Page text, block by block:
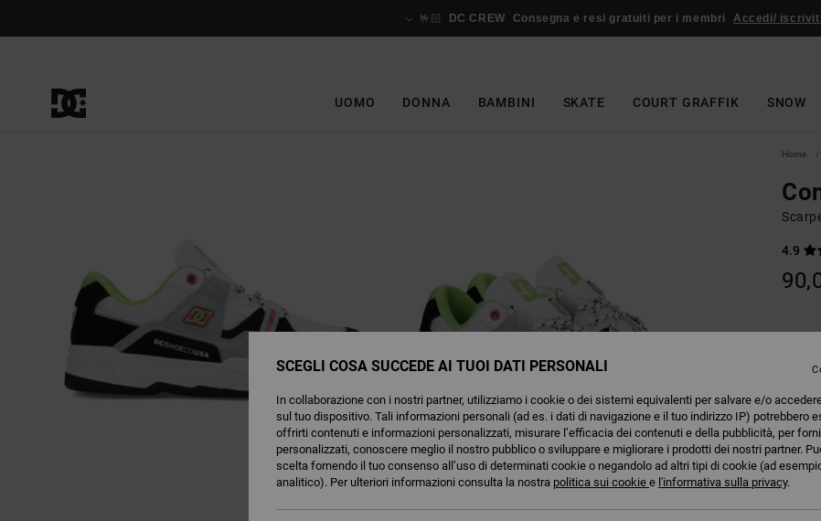
🤟🏻 DC CREW Consegna e resi gratuiti per i membri Accedi/ iscriviti
UOMO DONNA BAMBINI SKATE COURT GRAFFIK SNOW
Home
4.9
SCEGLI COSA SUCCEDE AI TUOI DATI PERSONALI
In collaborazione con i nostri partner, utilizziamo i cookie o dei sistemi equivalenti per salvare e/o
sul tuo dispositivo. Tali informazioni personali (ad es. i dati di navigazione e il tuo indirizzo IP) potrebbero
offrirti contenuti e informazioni personalizzati, misurare l’efficacia dei contenuti e della pubblicità, per
personalizzati, conoscere meglio il nostro pubblico o sviluppare e migliorare i prodotti dei nostri partner.
scelta fornendo il tuo consenso all’uso di determinati cookie o negandolo ad altri tipi di cookie (ad
analitico). Per ulteriori informazioni consulta la nostra politica sui cookie e l'informativa sulla privacy.